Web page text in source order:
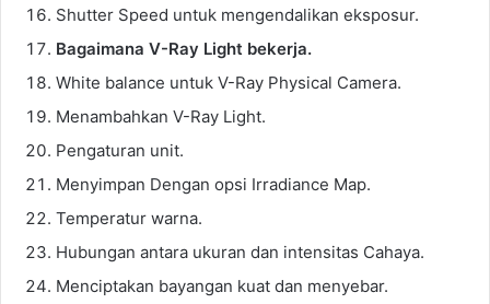
Shutter Speed untuk mengendalikan eksposur.
Bagaimana V-Ray Light bekerja.
White balance untuk V-Ray Physical Camera.
Menambahkan V-Ray Light.
Pengaturan unit.
Menyimpan Dengan opsi Irradiance Map.
Temperatur warna.
Hubungan antara ukuran dan intensitas Cahaya.
Menciptakan bayangan kuat dan menyebar.